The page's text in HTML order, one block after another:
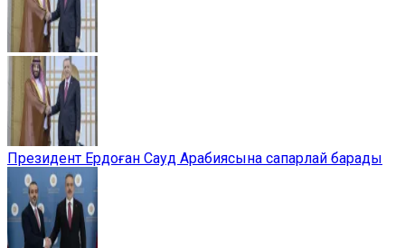
Президент Ердоған Сауд Арабиясына сапарлай барады